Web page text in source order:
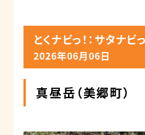
とくナビっ！：サタナビ
2026年06月06日
真昼岳（美郷町）